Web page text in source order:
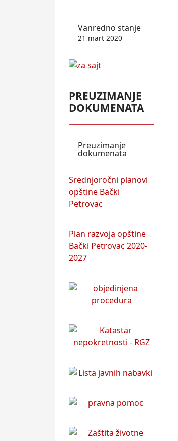
Vanredno stanje
21 mart 2020
PREUZIMANJE
DOKUMENATA
Preuzimanje
dokumenata
Srednjoročni planovi
opštine Bački
Petrovac
Plan razvoja opštine
Bački Petrovac 2020-
2027